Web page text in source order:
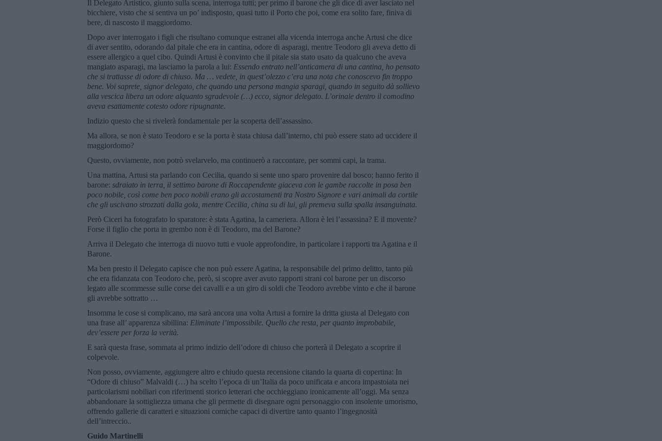
Il Delegato Artistico, giunto sulla scena, interroga tutti; per primo il barone che gli dice di aver lasciato nel
bicchiere, visto che si sentiva un po’ indisposto, quasi tutto il Porto che poi, come era solito fare, finiva di
bere, di nascosto il maggiordomo.
Dopo aver interrogato i figli che risultano comunque estranei alla vicenda interroga anche Artusi che dice
di aver sentito, odorando dal pitale che era in cantina, odore di asparagi, mentre Teodoro gli aveva detto di
essere allergico a quel cibo. Quindi Artusi è convinto che il pitale sia stato usato da qualcuno che aveva
mangiato asparagi, ma lasciamo la parola a lui: Essendo entrato nell’anticamera di una cantina, ho pensato
che si trattasse di odore di chiuso. Ma … vedete, in quest’olezzo c’era una nota che conoscevo fin troppo
bene. Voi saprete, signor delegato, che quando una persona mangia sparagi, quando in seguito dà sollievo
alla vescica libera un odore alquanto sgradevole (…) ecco, signor delegato. L’orinale dentro il comodino
aveva esattamente cotesto odore ripugnante.
Indizio questo che si rivelerà fondamentale per la scoperta dell’assassino.
Ma allora, se non è stato Teodoro e se la porta è stata chiusa dall’interno, chi può essere stato ad uccidere il
maggiordomo?
Questo, ovviamente, non potrò svelarvelo, ma continuerò a raccontare, per sommi capi, la trama.
Una mattina, Artusi sta parlando con Cecilia, quando si sente uno sparo provenire dal bosco; hanno ferito il
barone: sdraiato in terra, il settimo barone di Roccapendente giaceva con le gambe raccolte in posa ben
poco nobile, così come ben poco nobili erano gli accostamenti tra Nostro Signore e vari animali da cortile
che gli uscivano strozzati dalla gola, mentre Cecilia, china su di lui, gli premeva sulla spalla insanguinata.
Però Ciceri ha fotografato lo sparatore: è stata Agatina, la cameriera. Allora è lei l’assassina? E il movente?
Forse il figlio che porta in grembo non è di Teodoro, ma del Barone?
Arriva il Delegato che interroga di nuovo tutti e vuole approfondire, in particolare i rapporti tra Agatina e il
Barone.
Ma ben presto il Delegato capisce che non può essere Agatina, la responsabile del primo delitto, tanto più
che era fidanzata con Teodoro che, però, si scopre aver avuto rapporti strani col barone per un discorso
legato alle scommesse sulle corse dei cavalli e a un giro di soldi che Teodoro avrebbe vinto e che il barone
gli avrebbe sottratto …
Insomma le cose si complicano, ma sarà ancora una volta Artusi a fornire la dritta giusta al Delegato con
una frase all’ apparenza sibillina: Eliminate l’impossibile. Quello che resta, per quanto improbabile,
dev’essere per forza la verità.
E sarà questa frase, sommata al primo indizio dell’odore di chiuso che porterà il Delegato a scoprire il
colpevole.
Non posso, ovviamente, aggiungere altro e chiudo questa recensione citando la quarta di copertina: In
“Odore di chiuso” Malvaldi (…) ha scelto l’epoca di un’Italia da poco unificata e ancora impastoiata nei
particolarismi nobiliari con riferimenti storico letterari che occhieggiano ironicamente all’oggi. Ma senza
abbandonare la sottigliezza umana che gli permette di disegnare ogni personaggio con insolente umorismo,
offrendo gallerie di caratteri e situazioni comiche capaci di divertire tanto quanto l’ingegnosità
dell’intreccio..
Guido Martinelli